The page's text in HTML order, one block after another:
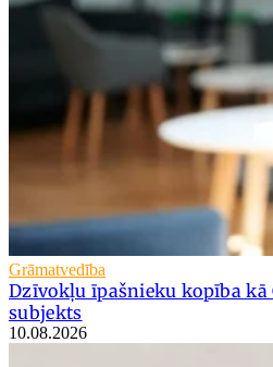
Grāmatvedība
Dzīvokļu īpašnieku kopība
subjekts
10.08.2026